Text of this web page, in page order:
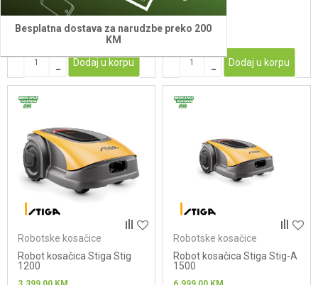
Besplatna dostava za narudzbe preko 200
KM
Dodaj u korpu Dodaj u korpu
Robotske kosačice
Robot kosačica Stiga Stig
1200
Robotske kosačice
Robot kosačica Stiga Stig-A
1500